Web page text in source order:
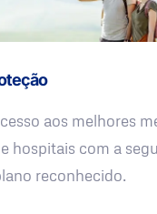
aos melhores
hospitais com a
reconhecido.